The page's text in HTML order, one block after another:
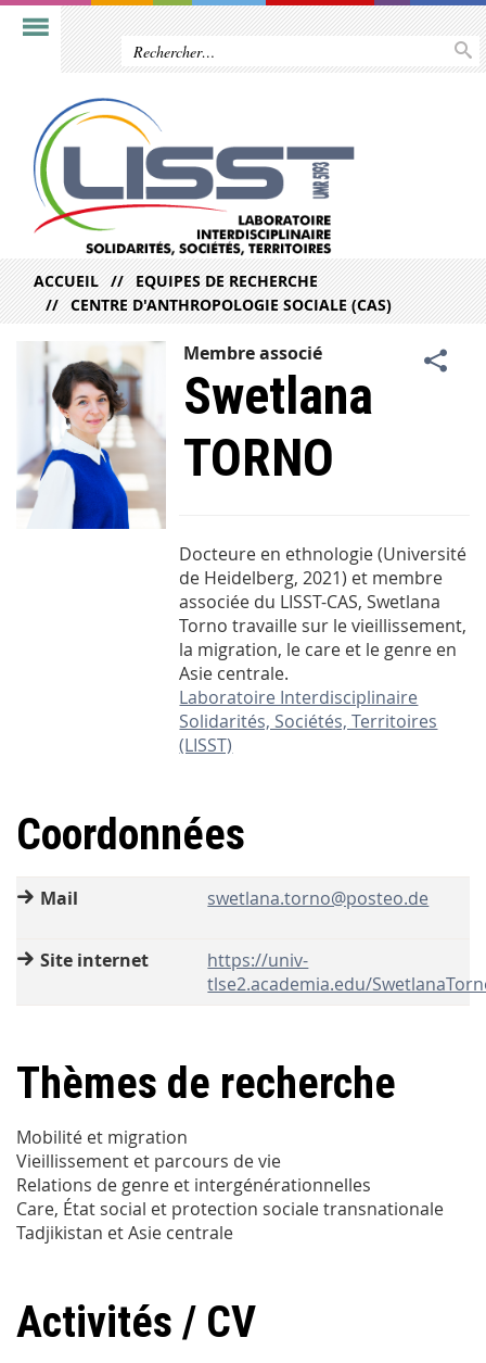
ACCUEIL
EQUIPES DE RECHERCHE
CENTRE D'ANTHROPOLOGIE SOCIALE (CAS)
Membre associé
Swetlana
TORNO
Docteure en ethnologie (Université
de Heidelberg, 2021) et membre
associée du LISST-CAS, Swetlana
Torno travaille sur le vieillissement,
la migration, le care et le genre en
Asie centrale.
Laboratoire Interdisciplinaire
Solidarités, Sociétés, Territoires
(LISST)
Coordonnées
Mail swetlana.torno@posteo.de
Site internet
https://univ-
tlse2.academia.edu/
Thèmes de recherche
Mobilité et migration
Vieillissement et parcours de vie
Relations de genre et intergénérationnelles
Care, État social et protection sociale transnationale
Tadjikistan et Asie centrale
Activités / CV